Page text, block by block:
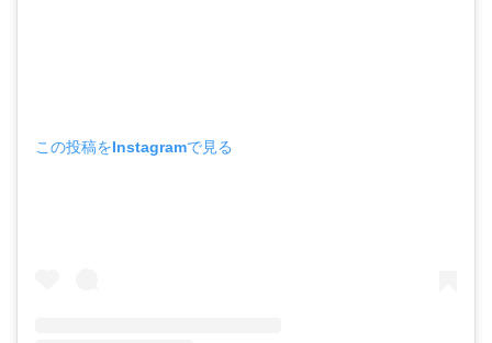
この投稿をInstagramで見る